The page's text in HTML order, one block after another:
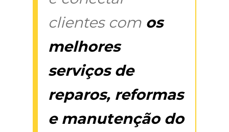
clientes com os
melhores
serviços de
reparos, reformas
e manutenção do